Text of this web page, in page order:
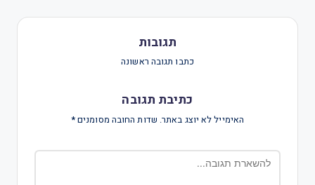
תגובות
כתבו תגובה ראשונה
כתיבת תגובה
האימייל לא יוצג באתר. שדות החובה מסומנים*